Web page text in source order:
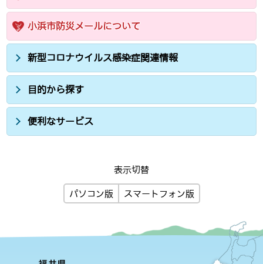
小浜市防災メールについて
新型コロナウイルス感染症関連情報
目的から探す
便利なサービス
表示切替
パソコン版 スマートフォン版